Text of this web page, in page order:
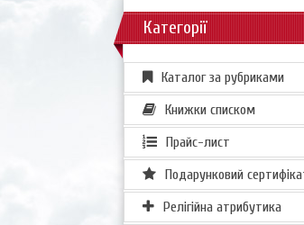
Категорії
Каталог за рубриками
Книжки списком
Прайс-лист
Подарунковий
Релігійна атрибутика